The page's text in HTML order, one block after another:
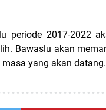
periode 2017-2022
Bawaslu akan
yang akan